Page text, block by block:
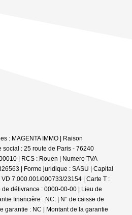
: MAGENTA IMMO | Raison
social : 25 route de Paris - 76240
| RCS : Rouen | Numero TVA
| Forme juridique : SASU | Capital
7.000.001/000733/23154 | Carte T :
délivrance : 0000-00-00 | Lieu de
financière : NC. | N° de caisse de
garantie : NC | Montant de la garantie